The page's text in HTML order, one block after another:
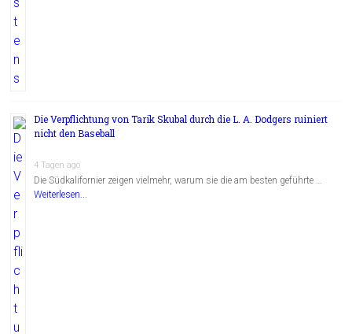
Die Verpflichtung von Tarik Skubal durch die L. A. Dodgers ruiniert
nicht den Baseball
4 Tagen ago
Die Südkalifornier zeigen vielmehr, warum sie die am besten geführte …
Weiterlesen...